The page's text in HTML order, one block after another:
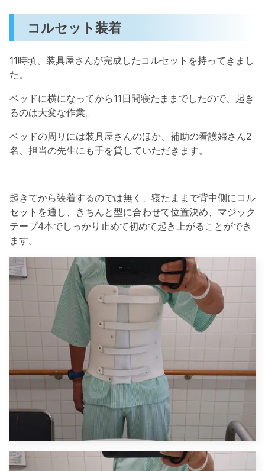
コルセット装着
11時頃、装具屋さんが完成したコルセットを持ってきまし
た。
ベッドに横になってから11日間寝たままでしたので、起き
るのは大変な作業。
ベッドの周りには装具屋さんのほか、補助の看護婦さん2
名、担当の先生にも手を貸していただきます。
起きてから装着するのでは無く、寝たままで背中側にコル
セットを通し、きちんと型に合わせて位置決め、マジック
テープ4本でしっかり止めて初めて起き上がることができ
ます。